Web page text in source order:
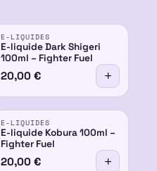
E-LIQUIDES
E-liquide Dark Shigeri
100ml – Fighter Fuel
20,00 €
E-LIQUIDES
E-liquide Kobura 100ml –
Fighter Fuel
20,00 €